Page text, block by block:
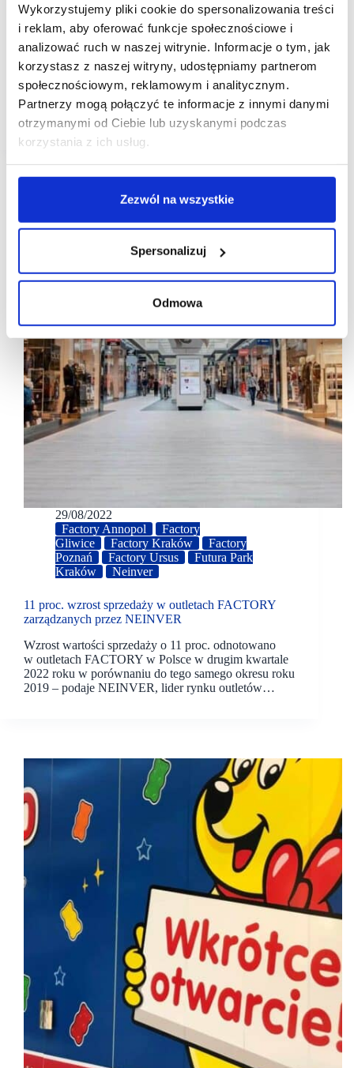
Wykorzystujemy pliki cookie do spersonalizowania treści
i reklam, aby oferować funkcje społecznościowe i
analizować ruch w naszej witrynie. Informacje o tym, jak
korzystasz z naszej witryny, udostępniamy partnerom
społecznościowym, reklamowym i analitycznym.
Partnerzy mogą połączyć te informacje z innymi danymi
otrzymanymi od Ciebie lub uzyskanymi podczas
korzystania z ich usług.
Zezwól na wszystkie
Spersonalizuj
Odmowa
FACTORY Ursus: salon adidas ruszył w nowej
formie
W warszawskim FACTORY Ursus, zarządzanym
przez NEINVER, otwarty został jeden
z największych w Polsce salonów outletowych marki
adidas. Sklep zwiększył powierzchnię do 837 m²
i przeszedł gruntowną przebudowę oraz zmianę
aranżacji wnętrz. …
29/08/2022
Factory Annopol
Factory
Gliwice
Factory Kraków
Factory
Poznań
Factory Ursus
Futura Park
Kraków
Neinver
11 proc. wzrost sprzedaży w outletach FACTORY
zarządzanych przez NEINVER
Wzrost wartości sprzedaży o 11 proc. odnotowano
w outletach FACTORY w Polsce w drugim kwartale
2022 roku w porównaniu do tego samego okresu roku
2019 – podaje NEINVER, lider rynku outletów…